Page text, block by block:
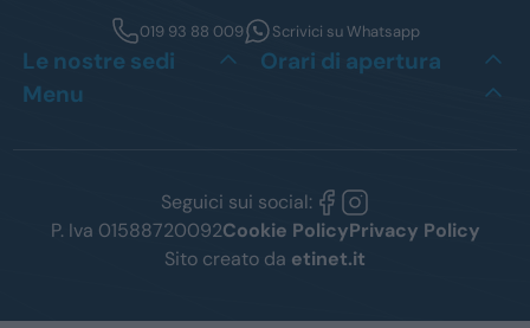
019 93 88 009 Scrivici su Whatsapp
Le nostre sedi
Orari di apertura
Menu
Seguici sui social:
P. Iva 01588720092Cookie PolicyPrivacy Policy
Sito creato da etinet.it